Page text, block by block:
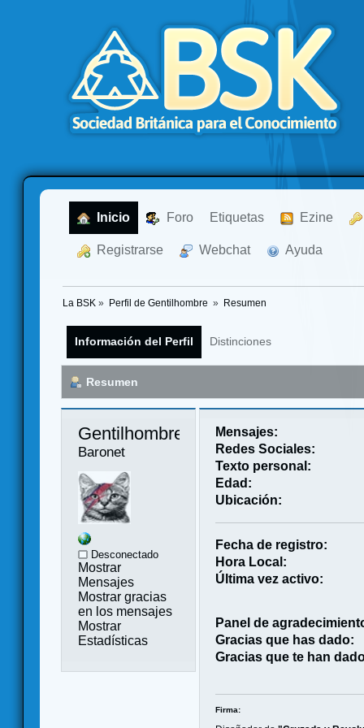
Inicio Foro Etiquetas Ezine
Registrarse Webchat Ayuda
La BSK » Perfil de Gentilhombre » Resumen
Información del Perfil Distinciones
Resumen
Baronet
Desconectado
Mostrar
Mensajes
Mostrar gracias
en los mensajes
Mostrar
Estadísticas
Mensajes:
Redes Sociales:
Texto personal:
Edad:
Ubicación:
Fecha de registro:
Hora Local:
Última vez activo:
Panel de
Gracias que has dado:
Gracias que te han
Firma: